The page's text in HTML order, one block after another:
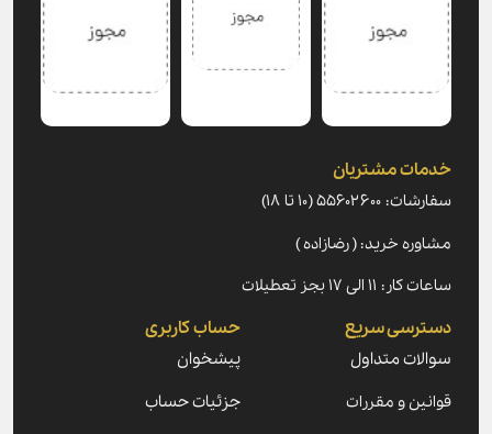
خدمات مشتریان
سفارشات: ۵۵۶۰۲۶۰۰ (۱۰ تا ۱۸)
مشاوره خرید: ( رضازاده )
ساعات کار: ۱۱ الی ۱۷ بجز تعطیلات
دسترسی سریع
سوالات متداول
قوانین و مقررات
حساب کاربری
پیشخوان
جزئیات حساب